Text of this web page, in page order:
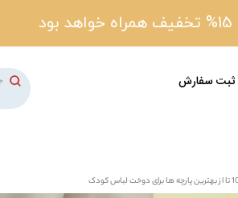
ثبت سفارش